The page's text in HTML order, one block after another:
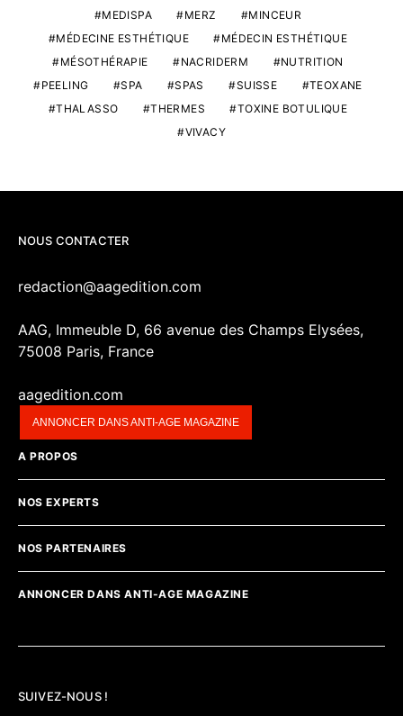
MEDISPA
MERZ
MINCEUR
MÉDECINE ESTHÉTIQUE
MÉDECIN ESTHÉTIQUE
MÉSOTHÉRAPIE
NACRIDERM
NUTRITION
PEELING
SPA SPAS SUISSE
TEOXANE
THALASSO
THERMES
TOXINE BOTULIQUE
VIVACY
NOUS CONTACTER
redaction@aagedition.com
AAG, Immeuble D, 66 avenue des Champs Elysées,
75008 Paris, France
aagedition.com
ANNONCER DANS ANTI-AGE MAGAZINE
A PROPOS
NOS EXPERTS
NOS PARTENAIRES
ANNONCER DANS ANTI-AGE MAGAZINE
SUIVEZ-NOUS !